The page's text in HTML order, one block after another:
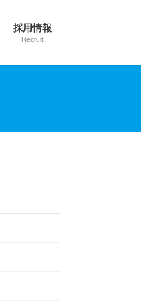
採用情報
Recruit